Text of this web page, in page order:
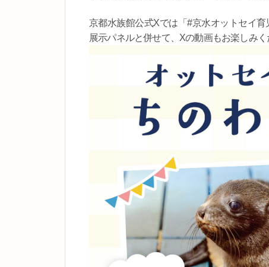
京都水族館公式Xでは「#京水オットセイ
展示パネルと併せて、Xの動画もお楽しみく